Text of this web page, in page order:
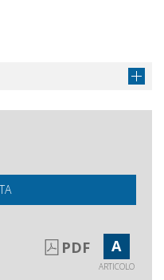
PDF A
ARTICOLO